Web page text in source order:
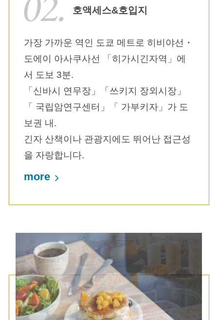
호액세스&호입지
가장 가까운 역인 도쿄 메트로 히비야선・
도에이 아사쿠사선 「히가시긴자역」에
서 도보 3분.
「신바시 연무장」「쓰키지 장외시장」
「 국립암연구센터」「 가부키자」가 도
보권 내.
긴자 산책이나 관광지에도 뛰어난 접근성
을 자랑합니다.
more